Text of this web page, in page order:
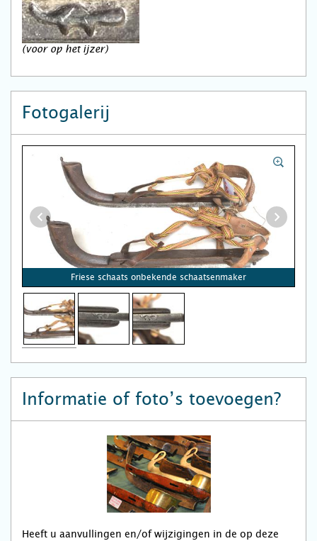
(voor op het ijzer)
Fotogalerij
Friese schaats onbekende schaatsenmaker
Informatie of foto’s toevoegen?
Heeft u aanvullingen en/of wijzigingen in de op deze